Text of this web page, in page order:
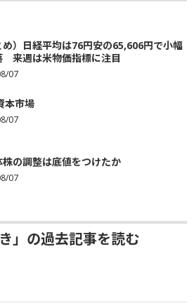
め）日経平均は76円安の65,606円で小幅
来週は米物価指標に注目
07
本市場
07
株の調整は底値をつけたか
07
」の過去記事を読む